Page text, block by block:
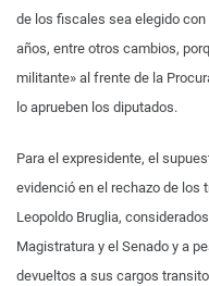
de los fiscales sea elegido
años, entre otros cambios,
militante» al frente de la
lo aprueben los diputados.
Para el expresidente, el
evidenció en el rechazo de los
Leopoldo Bruglia,
Magistratura y el Senado y a
devueltos a sus cargos